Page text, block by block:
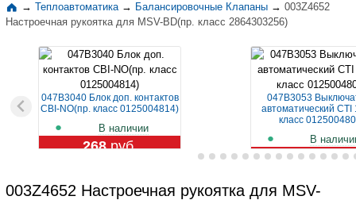
→ Теплоавтоматика → Балансировочные Клапаны → 003Z4652
Настроечная рукоятка для MSV-BD(пр. класс 2864303256)
047B3040 Блок доп. контактов
CBI-NO(пр. класс 0125004814)
В наличии
268руб.
047B3053
автоматический CTI
класс
В
1 109 руб.
003Z4652 Настроечная рукоятка для MSV-